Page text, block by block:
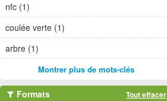
nfc (1)
coulée verte (1)
arbre (1)
Montrer plus de mots-clés
Formats Tout effacer